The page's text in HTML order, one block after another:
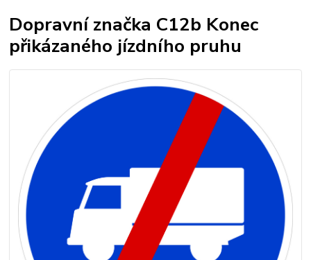
Dopravní značka C12b Konec
přikázaného jízdního pruhu